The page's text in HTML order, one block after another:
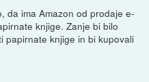
da ima Amazon od prodaje e-
knjige. Zanje bi bilo
papirnate knjige in bi kupovali